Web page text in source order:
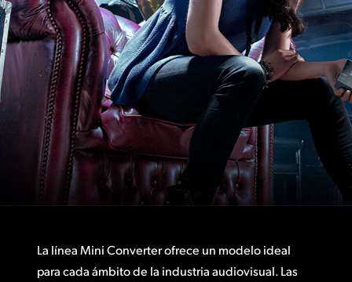
Finland
France
Germany
Hong Kong SAR, China
India
Italy
Korea
La línea Mini Converter ofrece un modelo ideal
para cada ámbito de la industria audiovisual. Las